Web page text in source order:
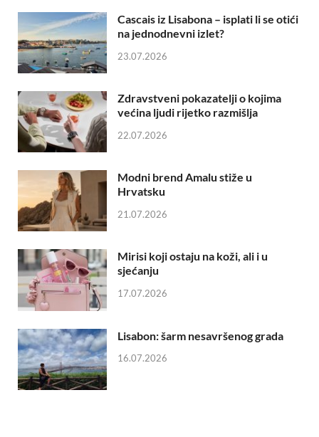
Cascais iz Lisabona – isplati li se otići
na jednodnevni izlet?
23.07.2026
Zdravstveni pokazatelji o kojima
većina ljudi rijetko razmišlja
22.07.2026
Modni brend Amalu stiže u
Hrvatsku
21.07.2026
Mirisi koji ostaju na koži, ali i u
sjećanju
17.07.2026
Lisabon: šarm nesavršenog grada
16.07.2026